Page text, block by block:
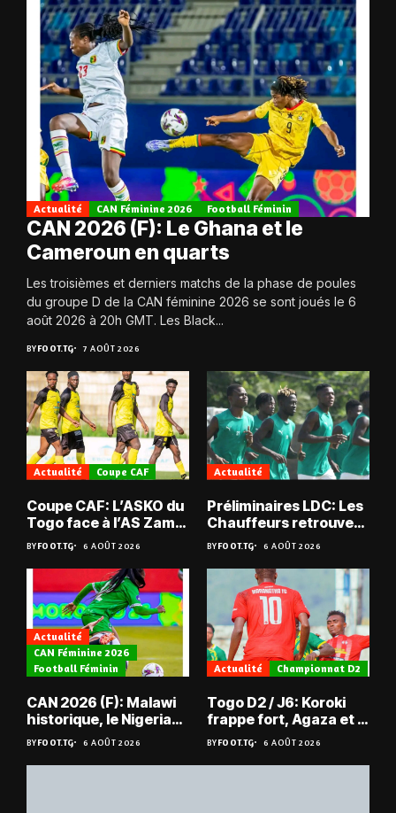
Actualité CAN Féminine 2026 Football Féminin
CAN 2026 (F): Le Ghana et le
Cameroun en quarts
Les troisièmes et derniers matchs de la phase de poules
du groupe D de la CAN féminine 2026 se sont joués le 6
août 2026 à 20h GMT. Les Black...
BYFOOT.TG 7 AOÛT 2026
Actualité Coupe CAF
Coupe CAF: L’ASKO du
Togo face à l’AS Zam
du Niger
BYFOOT.TG 6 AOÛT 2026
Actualité
Préliminaires LDC: Les
Chauffeurs retrouvent
les Mimos
BYFOOT.TG 6 AOÛT 2026
Actualité
CAN Féminine 2026
Football Féminin
CAN 2026 (F): Malawi
historique, le Nigeria
sauvé, la Zambie
éliminée
BYFOOT.TG 6 AOÛT 2026
Actualité Championnat D2
Togo D2 / J6: Koroki
frappe fort, Agaza et la
JCA assurent,
suspense avant Sara
FC – Doumbé FC
BYFOOT.TG 6 AOÛT 2026